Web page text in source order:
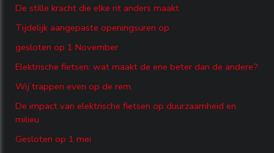
De stille kracht die elke rit anders maakt
Tijdelijk aangepaste openingsuren op
gesloten op 1 November
Elektrische fietsen: wat maakt de ene beter dan de andere?
Wij trappen even op de rem.
De impact van elektrische fietsen op duurzaamheid en
milieu
Gesloten op 1 mei